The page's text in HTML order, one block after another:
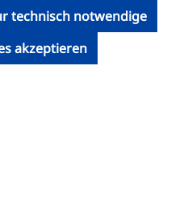
technisch notwendige
akzeptieren